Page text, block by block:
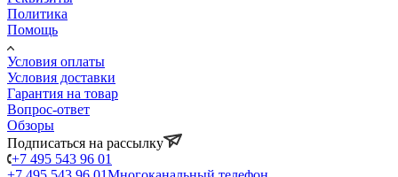
Политика
Помощь
Условия оплаты
Условия доставки
Гарантия на товар
Вопрос-ответ
Обзоры
Подписаться на рассылку
+7 495 543 96 01